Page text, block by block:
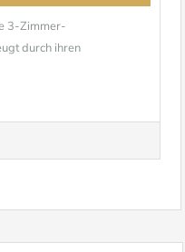
3-Zimmer-
durch ihren